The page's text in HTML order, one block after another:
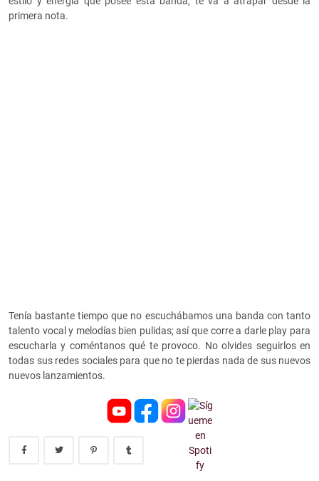
primera nota.
Tenía bastante tiempo que no escuchábamos una banda con tanto
talento vocal y melodías bien pulidas; así que corre a darle play para
escucharla y coméntanos qué te provoco. No olvides seguirlos en
todas sus redes sociales para que no te pierdas nada de sus nuevos
nuevos lanzamientos.